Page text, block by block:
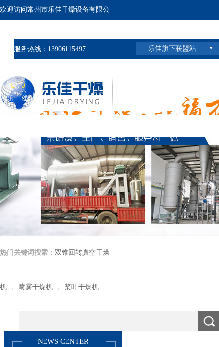
欢迎访问常州市乐佳干燥设备有限公
服务热线：13906115497 乐佳旗下联盟站
热门关键词搜索： 双锥回转真空干燥
机 ， 喷雾干燥机 ， 桨叶干燥机
NEWS CENTER